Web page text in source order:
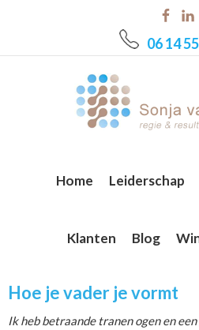
06 14
Home Leiderschap
Klanten Blog
Hoe je vader je vormt
Ik heb betraande tranen ogen en